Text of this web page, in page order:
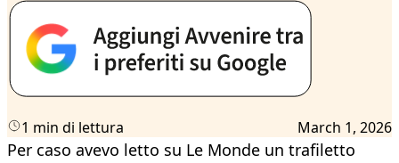
1 min di lettura March 1, 2026
Per caso avevo letto su Le Monde un trafiletto